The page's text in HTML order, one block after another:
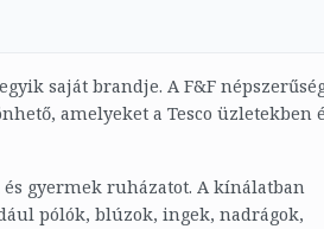
saját brandje. A F&F
amelyeket a Tesco üzletekben
gyermek ruházatot. A kínálatban
pólók, blúzok, ingek, nadrágok,